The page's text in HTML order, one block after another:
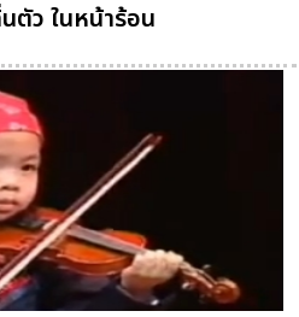
ตัว ในหน้าร้อน